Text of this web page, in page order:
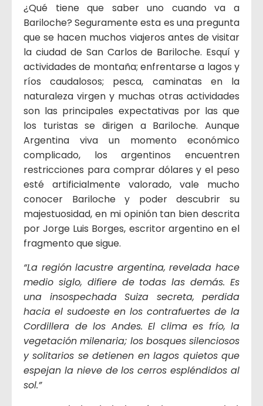
¿Qué tiene que saber uno cuando va a
Bariloche? Seguramente esta es una pregunta
que se hacen muchos viajeros antes de visitar
la ciudad de San Carlos de Bariloche. Esquí y
actividades de montaña; enfrentarse a lagos y
ríos caudalosos; pesca, caminatas en la
naturaleza virgen y muchas otras actividades
son las principales expectativas por las que
los turistas se dirigen a Bariloche. Aunque
Argentina viva un momento económico
complicado, los argentinos encuentren
restricciones para comprar dólares y el peso
esté artificialmente valorado, vale mucho
conocer Bariloche y poder descubrir su
majestuosidad, en mi opinión tan bien descrita
por Jorge Luis Borges, escritor argentino en el
fragmento que sigue.
“La región lacustre argentina, revelada hace
medio siglo, difiere de todas las demás. Es
una insospechada Suiza secreta, perdida
hacia el sudoeste en los contrafuertes de la
Cordillera de los Andes. El clima es frío, la
vegetación milenaria; los bosques silenciosos
y solitarios se detienen en lagos quietos que
espejan la nieve de los cerros espléndidos al
sol.”